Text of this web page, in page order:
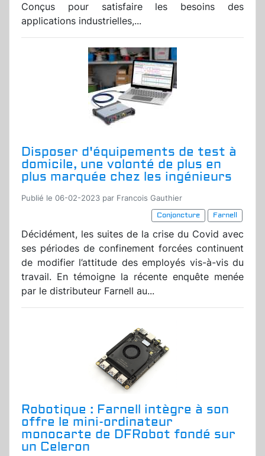
Conçus pour satisfaire les besoins des
applications industrielles,...
Disposer d'équipements de test à
domicile, une volonté de plus en
plus marquée chez les ingénieurs
Publié le 06-02-2023 par Francois Gauthier
Conjoncture
Farnell
Décidément, les suites de la crise du Covid avec
ses périodes de confinement forcées continuent
de modifier l’attitude des employés vis-à-vis du
travail. En témoigne la récente enquête menée
par le distributeur Farnell au...
Robotique : Farnell intègre à son
offre le mini-ordinateur
monocarte de DFRobot fondé sur
un Celeron